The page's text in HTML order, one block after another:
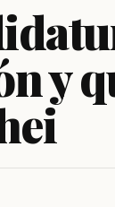
y